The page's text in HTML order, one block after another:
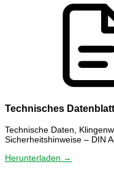
Technisches
Technische Daten,
Sicherheitshinweise – DIN
Herunterladen →